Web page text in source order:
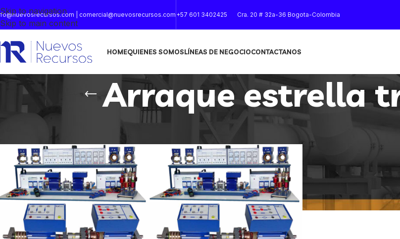
Skip to navigation
Skip to main content
| comercial@nuevosrecursos.com +57 601 3402425 Cra. 20 # 32a-36 Bogota-Colombia
HOMEQUIENES SOMOSLÍNEAS DE NEGOCIOCONTACTANOS
Arraque estrella